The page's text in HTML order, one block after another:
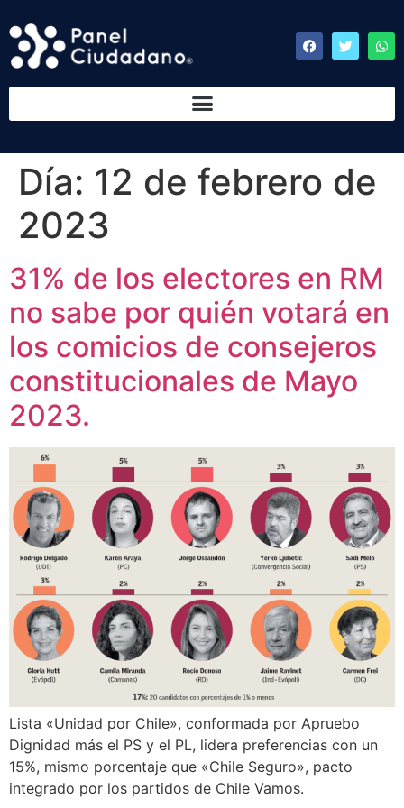
Día: 12 de febrero de
2023
31% de los electores en RM
no sabe por quién votará en
los comicios de consejeros
constitucionales de Mayo
2023.
Lista «Unidad por Chile», conformada por Apruebo
Dignidad más el PS y el PL, lidera preferencias con un
15%, mismo porcentaje que «Chile Seguro», pacto
integrado por los partidos de Chile Vamos.